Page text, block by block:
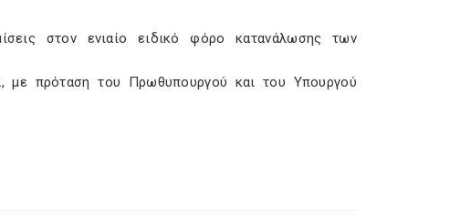
στον ενιαίο ειδικό φόρο κατανάλωσης των
με πρόταση του Πρωθυπουργού και του Υπουργού